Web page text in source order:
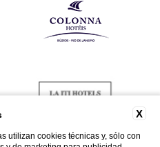
X
utilizan cookies técnicas y, sólo con